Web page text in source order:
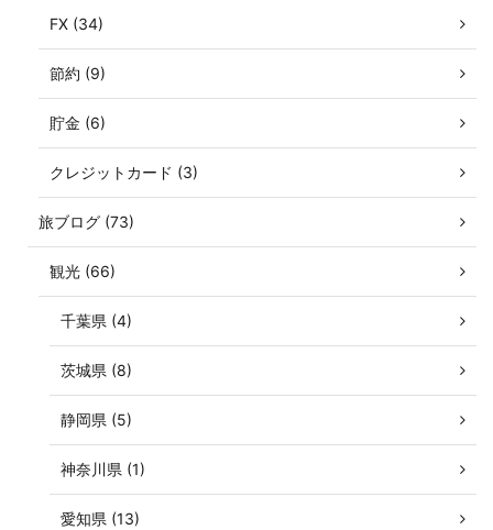
FX (34)
節約 (9)
貯金 (6)
クレジットカード (3)
旅ブログ (73)
観光 (66)
千葉県 (4)
茨城県 (8)
静岡県 (5)
神奈川県 (1)
愛知県 (13)